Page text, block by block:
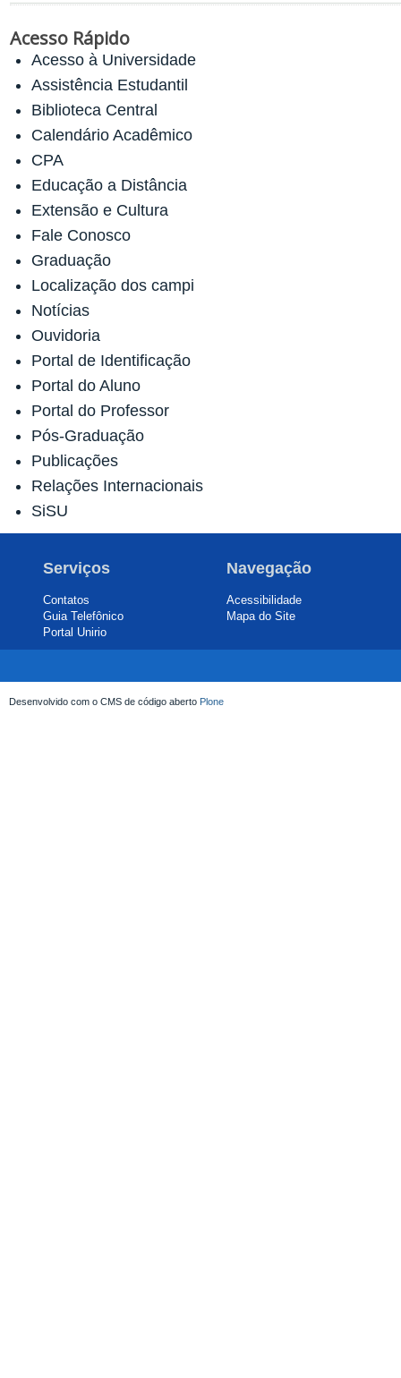
Acesso Rápido
Acesso à Universidade
Assistência Estudantil
Biblioteca Central
Calendário Acadêmico
CPA
Educação a Distância
Extensão e Cultura
Fale Conosco
Graduação
Localização dos campi
Notícias
Ouvidoria
Portal de Identificação
Portal do Aluno
Portal do Professor
Pós-Graduação
Publicações
Relações Internacionais
SiSU
Serviços
Contatos
Guia Telefônico
Portal Unirio
Navegação
Acessibilidade
Mapa do Site
Desenvolvido com o CMS de código aberto Plone